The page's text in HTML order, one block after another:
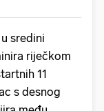
sredini
riječkom
11
s desnog